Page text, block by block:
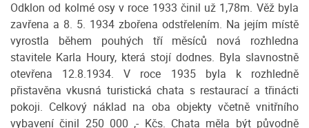
Odklon od kolmé osy v roce 1933 činil už 1,78m. Věž byla
zavřena a 8. 5. 1934 zbořena odstřelením. Na jejím místě
vyrostla během pouhých tří měsíců nová rozhledna
stavitele Karla Houry, která stojí dodnes. Byla slavnostně
otevřena 12.8.1934. V roce 1935 byla k rozhledně
přistavěna vkusná turistická chata s restaurací a třinácti
pokoji. Celkový náklad na oba objekty včetně vnitřního
vybavení činil 250 000 ,- Kčs. Chata měla být původně